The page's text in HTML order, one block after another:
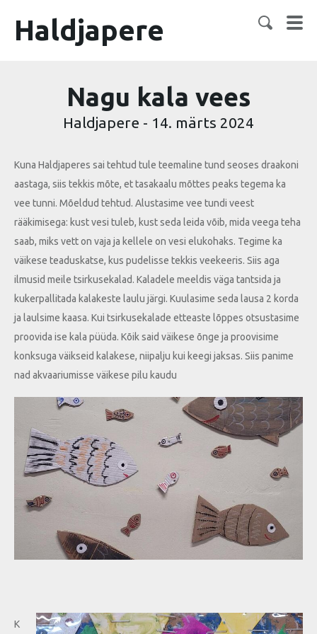
Haldjapere
Nagu kala vees
Haldjapere - 14. märts 2024
Kuna Haldjaperes sai tehtud tule teemaline tund seoses draakoni
aastaga, siis tekkis mõte, et tasakaalu mõttes peaks tegema ka
vee tunni. Mõeldud tehtud. Alustasime vee tundi veest
rääkimisega: kust vesi tuleb, kust seda leida võib, mida veega teha
saab, miks vett on vaja ja kellele on vesi elukohaks. Tegime ka
väikese teaduskatse, kus pudelisse tekkis veekeeris. Siis aga
ilmusid meile tsirkusekalad. Kaladele meeldis väga tantsida ja
kukerpallitada kalakeste laulu järgi. Kuulasime seda lausa 2 korda
ja laulsime kaasa. Kui tsirkusekalade etteaste lõppes otsustasime
proovida ise kala püüda. Kõik said väikese õnge ja proovisime
konksuga väikseid kalakese, niipalju kui keegi jaksas. Siis panime
nad akvaariumisse väikese pilu kaudu
K